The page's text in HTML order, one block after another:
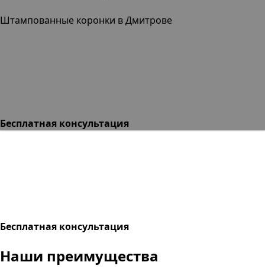
Штампованные коронки в Дмитрове
Бесплатная консультация
Бесплатная консультация
Наши преимущества